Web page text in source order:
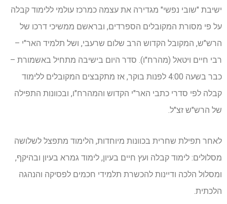
ישיבת "שובי נפשי" מגדירה את עצמה כמרכז עולמי ללימוד קבלה
על פי מסורת המקובלים הספרדים, ובראשם ממשיכי דרכו של
הרש"ש, המקובל הקדוש הרב שלום שרעבי, ושל תלמיד האר"י –
רבי חיים ויטאל (מהרח"ו). סדר היום בישיבה מתחיל באשמורת –
כבר בשעה 4:00 לפנות בוקר, אז מתקבצים המקובלים ללימוד
קבלה לפי סדרי כתבי האר"י הקדוש והמהרח"ו, ובכוונות התפילה
של הרש"ש זצ"ל.
לאחר תפילת שחרית בכוונות מיוחדות, הלימוד מתפצל לשלושה
מסלולים: לימוד קבלה ועץ חיים בעיון, לימוד גמרא בעיון ובהיקף,
ומסלול הלכה ודיינות להכשרת תלמידי חכמים לפסיקה והנהגה
הלכתית.